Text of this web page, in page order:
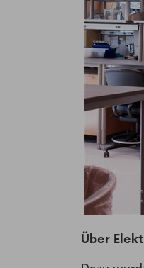
Über